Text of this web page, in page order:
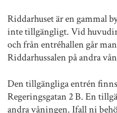
Riddarhuset är en gammal
inte tillgängligt. Vid
och från entréhallen går
Riddarhussalen på andra
Den tillgängliga entrén finns
Regeringsgatan 2 B. En
andra våningen. Ifall ni